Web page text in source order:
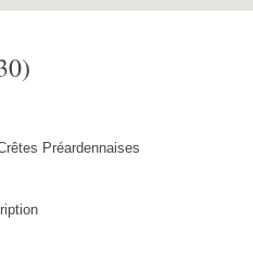
Préardennaises